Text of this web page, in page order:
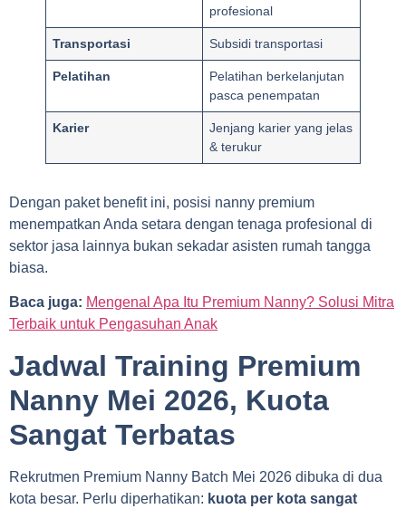
profesional
Transportasi Subsidi transportasi
Pelatihan
Pelatihan berkelanjutan
pasca penempatan
Karier
Jenjang karier yang jelas
& terukur
Dengan paket benefit ini, posisi nanny premium
menempatkan Anda setara dengan tenaga profesional di
sektor jasa lainnya bukan sekadar asisten rumah tangga
biasa.
Baca juga: Mengenal Apa Itu Premium Nanny? Solusi Mitra
Terbaik untuk Pengasuhan Anak
Jadwal Training Premium
Nanny Mei 2026, Kuota
Sangat Terbatas
Rekrutmen Premium Nanny Batch Mei 2026 dibuka di dua
kota besar. Perlu diperhatikan: kuota per kota sangat